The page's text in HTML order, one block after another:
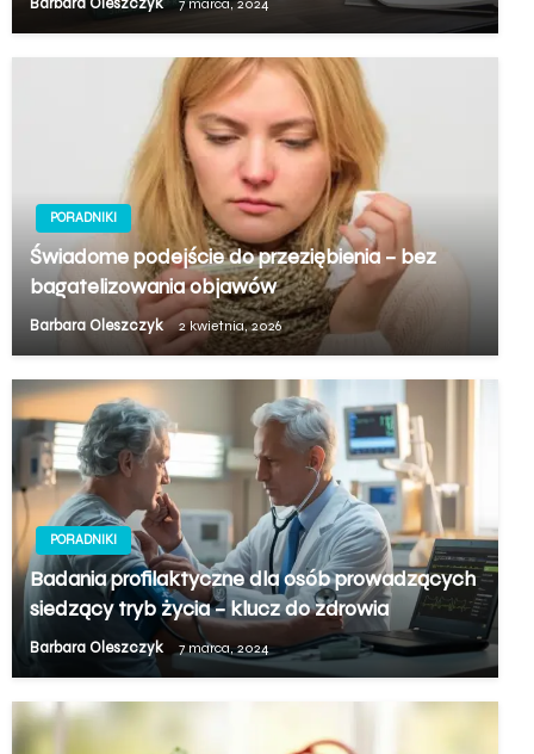
7 marca, 2024
PORADNIKI
Świadome podejście do przeziębienia – bez
bagatelizowania objawów
Barbara Oleszczyk 2 kwietnia, 2026
PORADNIKI
Badania profilaktyczne dla osób prowadzących
siedzący tryb życia – klucz do zdrowia
Barbara Oleszczyk 7 marca, 2024